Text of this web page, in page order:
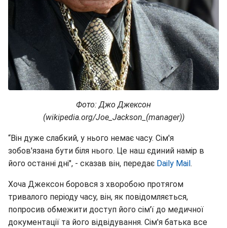
Фото: Джо Джексон
(wikipedia.org/Joe_Jackson_(manager))
“Він дуже слабкий, у нього немає часу. Сім'я
зобов'язана бути біля нього. Це наш єдиний намір в
його останні дні", - сказав він, передає Daily Mail.
Хоча Джексон боровся з хворобою протягом
тривалого періоду часу, він, як повідомляється,
попросив обмежити доступ його сім'ї до медичної
документації та його відвідування. Сім'я батька все